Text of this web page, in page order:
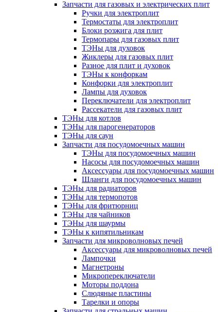
Запчасти для газовых и электрических плит
Ручки для электроплит
Термостаты для электроплит
Блоки розжига для плит
Термопары для газовых плит
ТЭНы для духовок
Жиклеры для газовых плит
Разное для плит и духовок
ТЭНы к конфоркам
Конфорки для электроплит
Лампы для духовок
Переключатели для электроплит
Рассекатели для газовых плит
ТЭНы для котлов
ТЭНы для парогенераторов
ТЭНы для саун
Запчасти для посудомоечных машин
ТЭНы для посудомоечных машин
Насосы для посудомоечных машин
Аксессуары для посудомоечных машин
Шланги для посудомоечных машин
ТЭНы для радиаторов
ТЭНы для термопотов
ТЭНы для фритюрниц
ТЭНы для чайников
ТЭНы для шаурмы
ТЭНы к кипятильникам
Запчасти для микроволновых печей
Аксессуары для микроволновых печей
Лампочки
Магнетроны
Микропереключатели
Моторы поддона
Слюдяные пластины
Тарелки и опоры